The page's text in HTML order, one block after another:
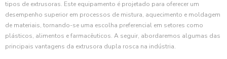
tipos de extrusoras. Este equipamento é projetado para oferecer um
desempenho superior em processos de mistura, aquecimento e moldagem
de materiais, tornando-se uma escolha preferencial em setores como
plásticos, alimentos e farmacêuticos. A seguir, abordaremos algumas das
principais vantagens da extrusora dupla rosca na indústria.